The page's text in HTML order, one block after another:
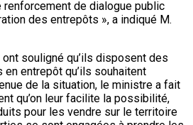
de dialogue public
des entrepôts », a indiqué M.
souligné qu’ils disposent des
entrepôt qu’ils souhaitent
de la situation, le ministre a fait
qu’on leur facilite la possibilité,
pour les vendre sur le territoire